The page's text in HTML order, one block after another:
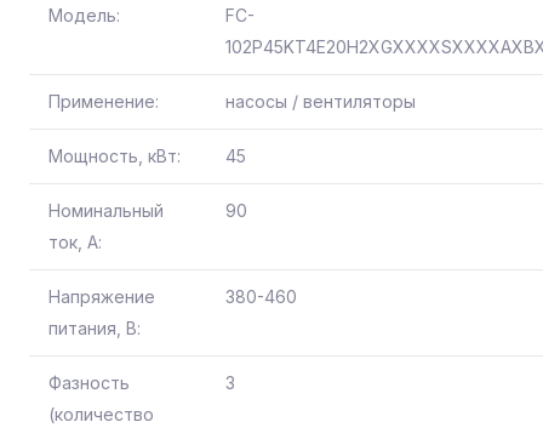
Модель:
FC-
Применение: насосы / вентиляторы
Мощность, кВт: 45
Номинальный
ток, А:
90
Напряжение
питания, В:
380-460
Фазность
(количество
3